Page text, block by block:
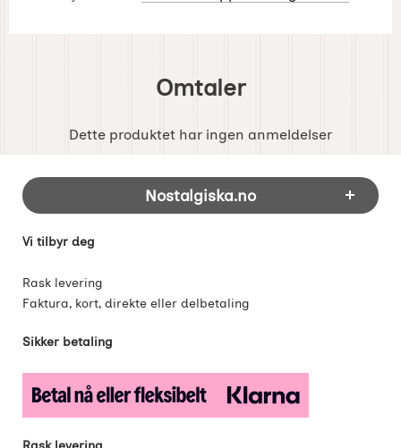
Omtaler
Dette produktet har ingen anmeldelser
Footer-innhold Blandet informasjon og
Nostalgiska.no
Vi tilbyr deg
Rask levering
Faktura, kort, direkte eller delbetaling
Sikker betaling